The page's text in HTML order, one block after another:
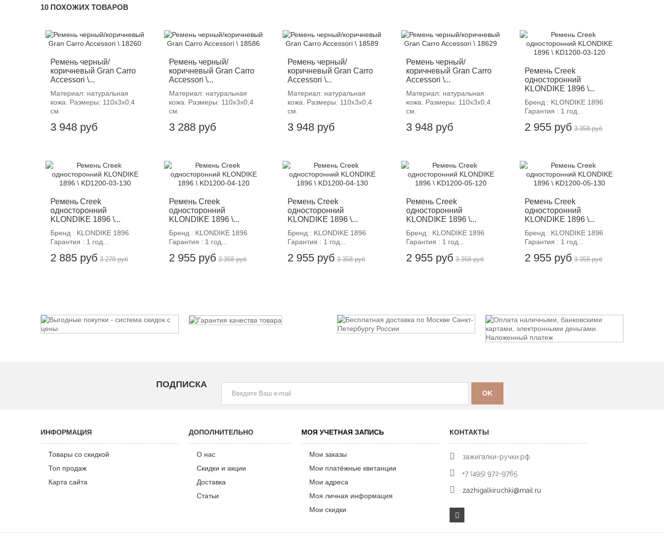
10 ПОХОЖИХ ТОВАРОВ
Ремень черный/
коричневый Gran Carro
Accessori \...
Материал: натуральная
кожа. Размеры: 110х3х0,4
см.
3 948 руб
Ремень черный/
коричневый Gran Carro
Accessori \...
Материал: натуральная
кожа. Размеры: 110х3х0,4
см.
3 288 руб
Ремень черный/
коричневый Gran Carro
Accessori \...
Материал: натуральная
кожа. Размеры: 110х3х0,4
см.
3 948 руб
Ремень черный/
коричневый Gran Carro
Accessori \...
Материал: натуральная
кожа. Размеры: 110х3х0,4
см.
3 948 руб
Ремень Creek
односторонний
KLONDIKE 1896 \...
Бренд : KLONDIKE 1896
Гарантия : 1 год...
2 955 руб
-12%
3 358 руб
Ремень Creek
односторонний
KLONDIKE 1896 \...
Бренд : KLONDIKE 1896
Гарантия : 1 год...
2 885 руб
-12%
3 278 руб
Ремень Creek
односторонний
KLONDIKE 1896 \...
Бренд : KLONDIKE 1896
Гарантия : 1 год...
2 955 руб
-12%
3 358 руб
Ремень Creek
односторонний
KLONDIKE 1896 \...
Бренд : KLONDIKE 1896
Гарантия : 1 год...
2 955 руб
-12%
3 358 руб
Ремень Creek
односторонний
KLONDIKE 1896 \...
Бренд : KLONDIKE 1896
Гарантия : 1 год...
2 955 руб
-12%
3 358 руб
Ремень Creek
односторонний
KLONDIKE 1896 \...
Бренд : KLONDIKE 1896
Гарантия : 1 год...
2 955 руб
-12%
3 358 руб
ПОДПИСКА
ИНФОРМАЦИЯ
Товары со скидкой
Топ продаж
Карта сайта
ДОПОЛНИТЕЛЬНО
О нас
Скидки и акции
Доставка
Статьи
МОЯ УЧЕТНАЯ ЗАПИСЬ
Мои заказы
Мои платёжные квитанции
Мои адреса
Моя личная информация
Мои скидки
КОНТАКТЫ
зажигалки-ручки.рф
+7 (495) 972-9765
zazhigalkiruchki@mail.ru